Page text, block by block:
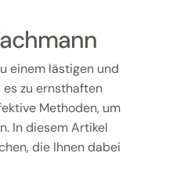
einem lästigen und
zu ernsthaften
Methoden, um
In diesem Artikel
die Ihnen dabei